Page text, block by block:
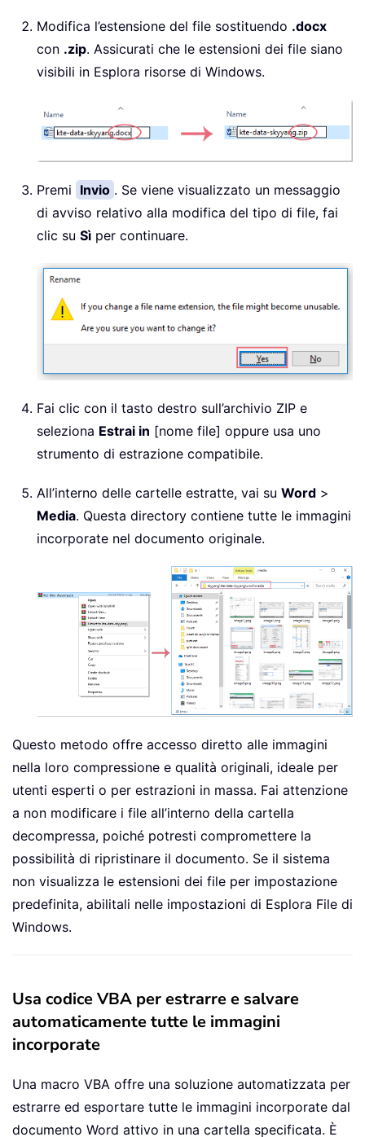
Modifica l’estensione del file sostituendo .docx
con .zip. Assicurati che le estensioni dei file siano
visibili in Esplora risorse di Windows.
Premi Invio . Se viene visualizzato un messaggio
di avviso relativo alla modifica del tipo di file, fai
clic su Sì per continuare.
Fai clic con il tasto destro sull’archivio ZIP e
seleziona Estrai in [nome file] oppure usa uno
strumento di estrazione compatibile.
All’interno delle cartelle estratte, vai su Word >
Media. Questa directory contiene tutte le immagini
incorporate nel documento originale.
Questo metodo offre accesso diretto alle immagini
nella loro compressione e qualità originali, ideale per
utenti esperti o per estrazioni in massa. Fai attenzione
a non modificare i file all’interno della cartella
decompressa, poiché potresti compromettere la
possibilità di ripristinare il documento. Se il sistema
non visualizza le estensioni dei file per impostazione
predefinita, abilitali nelle impostazioni di Esplora File di
Windows.
Usa codice VBA per estrarre e salvare
automaticamente tutte le immagini
incorporate
Una macro VBA offre una soluzione automatizzata per
estrarre ed esportare tutte le immagini incorporate dal
documento Word attivo in una cartella specificata. È